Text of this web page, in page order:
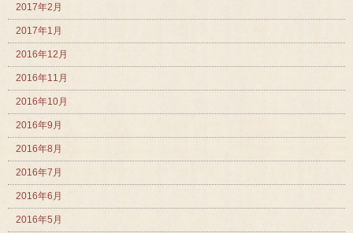
2017年2月
2017年1月
2016年12月
2016年11月
2016年10月
2016年9月
2016年8月
2016年7月
2016年6月
2016年5月